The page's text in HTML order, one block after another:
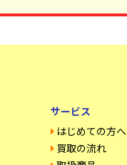
サービス
はじめての方へ
買取の流れ